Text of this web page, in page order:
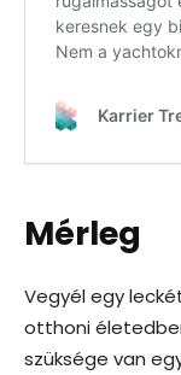
Mérleg
Vegyél egy
otthoni
szüksége van